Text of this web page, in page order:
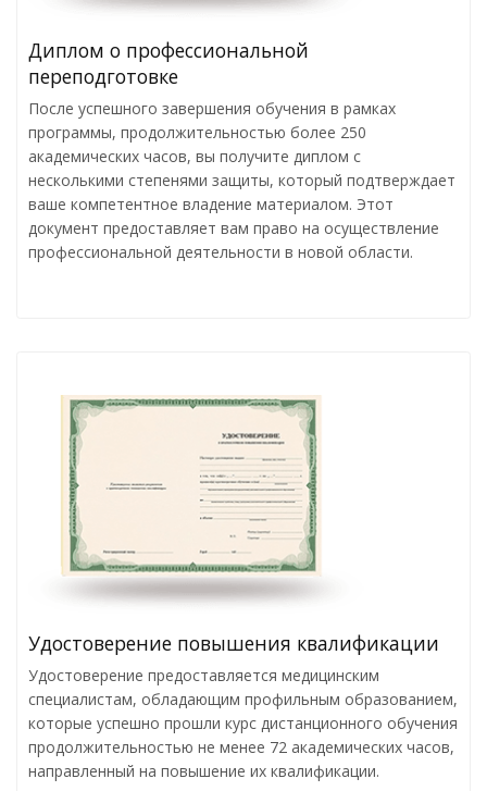
Диплом о профессиональной
переподготовке
После успешного завершения обучения в рамках
программы, продолжительностью более 250
академических часов, вы получите диплом с
несколькими степенями защиты, который подтверждает
ваше компетентное владение материалом. Этот
документ предоставляет вам право на осуществление
профессиональной деятельности в новой области.
Удостоверение повышения квалификации
Удостоверение предоставляется медицинским
специалистам, обладающим профильным образованием,
которые успешно прошли курс дистанционного обучения
продолжительностью не менее 72 академических часов,
направленный на повышение их квалификации.